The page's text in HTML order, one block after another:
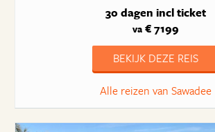
30 dagen incl ticket
va€ 7199
BEKIJK DEZE REIS
Alle reizen van Sawadee